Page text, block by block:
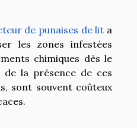
de punaises de lit a
les zones infestées
chimiques dès le
la présence de ces
sont souvent coûteux